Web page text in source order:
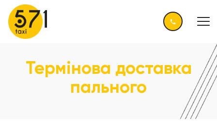
Термінова доставка
пального